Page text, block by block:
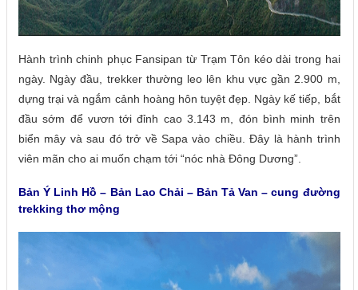
Hành trình chinh phục Fansipan từ Trạm Tôn kéo dài trong hai
ngày. Ngày đầu, trekker thường leo lên khu vực gần 2.900 m,
dựng trại và ngắm cảnh hoàng hôn tuyệt đẹp. Ngày kế tiếp, bắt
đầu sớm để vươn tới đỉnh cao 3.143 m, đón bình minh trên
biển mây và sau đó trở về Sapa vào chiều. Đây là hành trình
viên mãn cho ai muốn chạm tới “nóc nhà Đông Dương”.
Bản Ý Linh Hồ – Bản Lao Chải – Bản Tả Van – cung đường
trekking thơ mộng